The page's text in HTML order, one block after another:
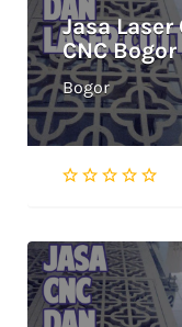
Jasa
CNC
Bogor